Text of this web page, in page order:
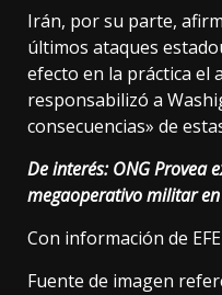
Irán, por su parte,
últimos ataques
efecto en la práctica el
responsabilizó a
consecuencias» de
De interés:ONG Provea
megaoperativo militar
Con información de
Fuente de imagen